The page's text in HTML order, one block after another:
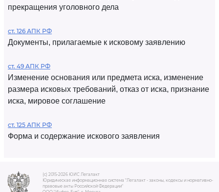
прекращения уголовного дела
ст. 126 АПК РФ
Документы, прилагаемые к исковому заявлению
ст. 49 АПК РФ
Изменение основания или предмета иска, изменение
размера исковых требований, отказ от иска, признание
иска, мировое соглашение
ст. 125 АПК РФ
Форма и содержание искового заявления
(c) 2015-2026 ЮИС Легалакт
Юридическая информационная система "Легалакт - законы, кодексы и нормативно-
правовые акты Российской Федерации"